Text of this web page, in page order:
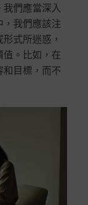
們應當深入
我們應該注
式所迷惑，
。比如，在
目標，而不